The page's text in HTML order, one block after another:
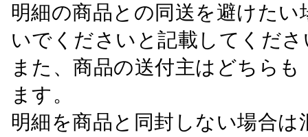
明細の商品との同送を避けた
いでくださいと記載してくださ
また、商品の送付主はどちら
ます。
明細を商品と同封しない場合